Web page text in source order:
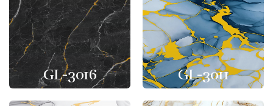
GL-3016 GL-3011